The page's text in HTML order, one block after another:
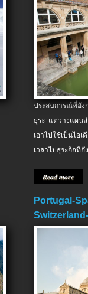
ประสบการณ์ที่อัง
ธุระ แต่วางแผน
เอาไปใช้เป็นไอ
เวลาไปธุระกิจที่อั
Read more
Portugal-